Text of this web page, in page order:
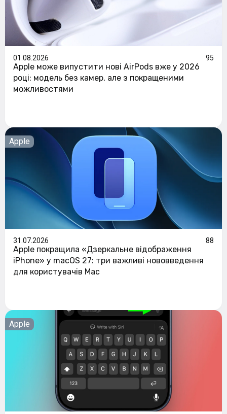
01.08.2026 95
Apple може випустити нові AirPods вже у 2026
році: модель без камер, але з покращеними
можливостями
Apple
31.07.2026 88
Apple покращила «Дзеркальне відображення
iPhone» у macOS 27: три важливі нововведення
для користувачів Mac
Apple